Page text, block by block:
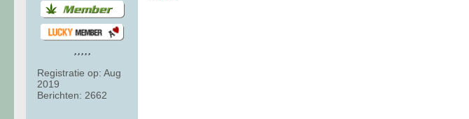
Registratie op: Aug
2019
Berichten: 2662